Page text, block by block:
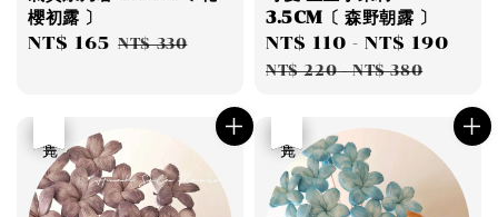
櫻初露 〕
Sale
NT$ 165 Regular
NT$ 330
3.5CM〔 森野朝露 〕
Sale
price
NT$ 110 -NT$ 190
NT$ 220-NT$ 380